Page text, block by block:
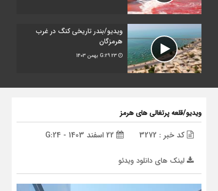
ویدیو/بندر تاریخی کنگ در غرب
هرمزگان
23 بهمن 1403
ویدیو/قلعه پرتغالی های هرمز
کد خبر : 3272
لینک های دانلود ویدئو